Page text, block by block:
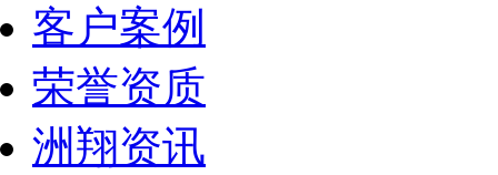
客户案例
荣誉资质
洲翔资讯